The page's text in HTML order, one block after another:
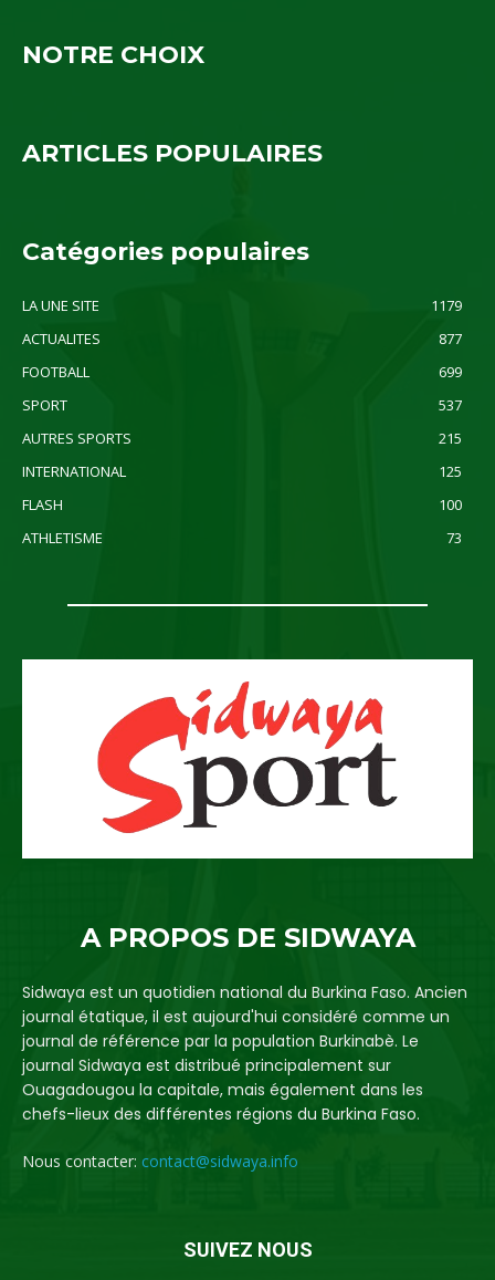
NOTRE CHOIX
ARTICLES POPULAIRES
Catégories populaires
LA UNE SITE
1179
ACTUALITES
877
FOOTBALL
699
SPORT
537
AUTRES SPORTS
215
INTERNATIONAL
125
FLASH
100
ATHLETISME
73
A PROPOS DE SIDWAYA
Sidwaya est un quotidien national du Burkina Faso. Ancien
journal étatique, il est aujourd'hui considéré comme un
journal de référence par la population Burkinabè. Le
journal Sidwaya est distribué principalement sur
Ouagadougou la capitale, mais également dans les
chefs-lieux des différentes régions du Burkina Faso.
Nous contacter: contact@sidwaya.info
SUIVEZ NOUS